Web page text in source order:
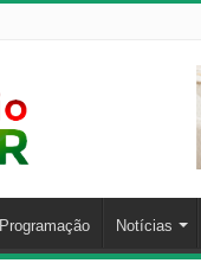
Programação Notícias